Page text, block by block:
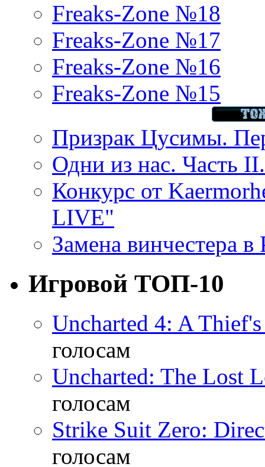
Freaks-Zone №18
Freaks-Zone №17
Freaks-Zone №16
Freaks-Zone №15
Призрак Цусимы.
Одни из нас. Часть
Конкурс от
LIVE"
Замена винчестера
Игровой ТОП-10
Uncharted 4: A
голосам
Uncharted: The Lost
голосам
Strike Suit Zero:
голосам